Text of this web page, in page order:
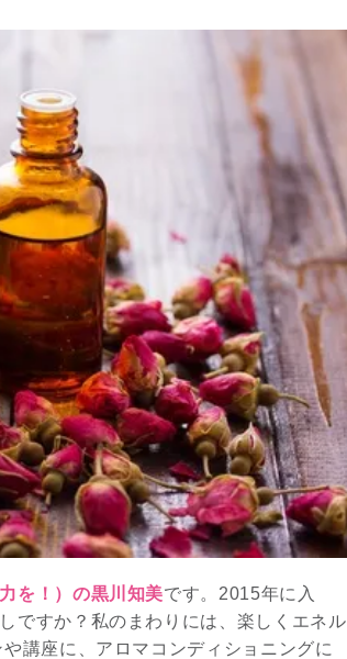
を！）の黒川知美です。2015年に入
ですか？私のまわりには、楽しくエネル
講座に、アロマコンディショニングに